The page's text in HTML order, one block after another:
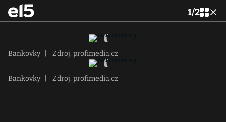
1/2
Bankovky Zdroj: profimedia.cz
Bankovky Zdroj: profimedia.cz